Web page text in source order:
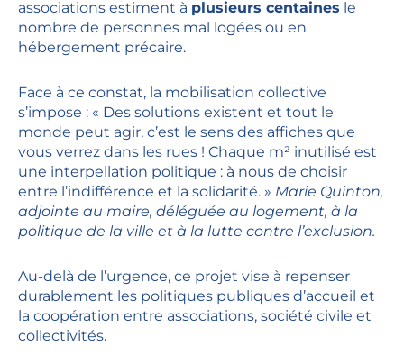
associations estiment à plusieurs centaines le
nombre de personnes mal logées ou en
hébergement précaire.
Face à ce constat, la mobilisation collective
s’impose : « Des solutions existent et tout le
monde peut agir, c’est le sens des affiches que
vous verrez dans les rues ! Chaque m² inutilisé est
une interpellation politique : à nous de choisir
entre l’indifférence et la solidarité. » Marie Quinton,
adjointe au maire, déléguée au logement, à la
politique de la ville et à la lutte contre l’exclusion.
Au-delà de l’urgence, ce projet vise à repenser
durablement les politiques publiques d’accueil et
la coopération entre associations, société civile et
collectivités.